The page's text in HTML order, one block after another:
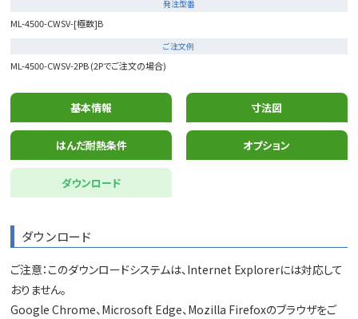
発注型番
ML-4500-CWSV-[極数]B
ご注文例
ML-4500-CWSV-2PB (2Pでご注文の場合)
基本情報 寸法図
はんだ耐熱条件 オプション
ダウンロード
ダウンロード
ご注意：このダウンロードシステムは、Internet Explorerには対応して
おりません。
Google Chrome、Microsoft Edge、Mozilla Firefoxのブラウザをご